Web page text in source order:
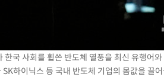
국 사회를 휩쓴 반도체 열풍을 최신 유행어
하이닉스 등 국내 반도체 기업의 몸값을 끌